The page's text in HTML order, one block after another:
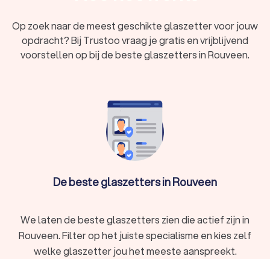
lood is een specialistische klus waar de glaszetter u
mee kan helpen.
In Rouveen hebben wij 450 goede glaszetters gevonden. De
helpen door direct prijsopgaven aan te vragen bij
verschillende glaszetters. Zo kan je eenvoudig de
glaszetters vergelijken en de specialist kiezen die bij jou past.
Op zoek naar de meest geschikte glaszetter voor jouw
opdracht? Bij Trustoo vraag je gratis en vrijblijvend
voorstellen op bij de beste glaszetters in Rouveen.
De beste glaszetters in Rouveen
We laten de beste glaszetters zien die actief zijn in
Rouveen. Filter op het juiste specialisme en kies zelf
welke glaszetter jou het meeste aanspreekt.